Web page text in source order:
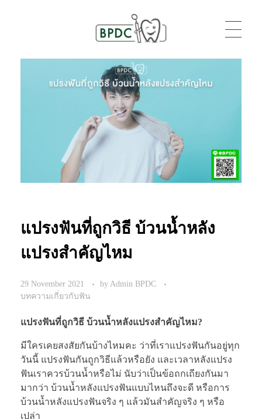
BPDC
แค่เว็บเวิร์ดเพรสเว็บหนึ่ง
แปรงฟันที่ถูกวิธี บ้วนน้ำหลัง
แปรงสำคัญไหม
29 November 2021 byAdmin BPDC
บทความเกี่ยวกับฟัน
แปรงฟันที่ถูกวิธี บ้วนน้ำหลังแปรงสำคัญไหม?
มีใครเคยสงสัยกันบ้างไหมคะ ว่าที่เราแปรงฟันกันอยู่ทุก
วันนี้ แปรงฟันกันถูกวิธีแล้วหรือยัง และเวลาหลังแปรง
ฟันเราควรบ้วนน้ำหรือไม่ นับว่าเป็นข้อถกเถียงกันมา
มากว่า บ้วนน้ำหลังแปรงฟันแบบไหนถึงจะดี หรือการ
บ้วนน้ำหลังแปรงฟันจริง ๆ แล้วมันสำคัญจริง ๆ หรือ
เปล่า